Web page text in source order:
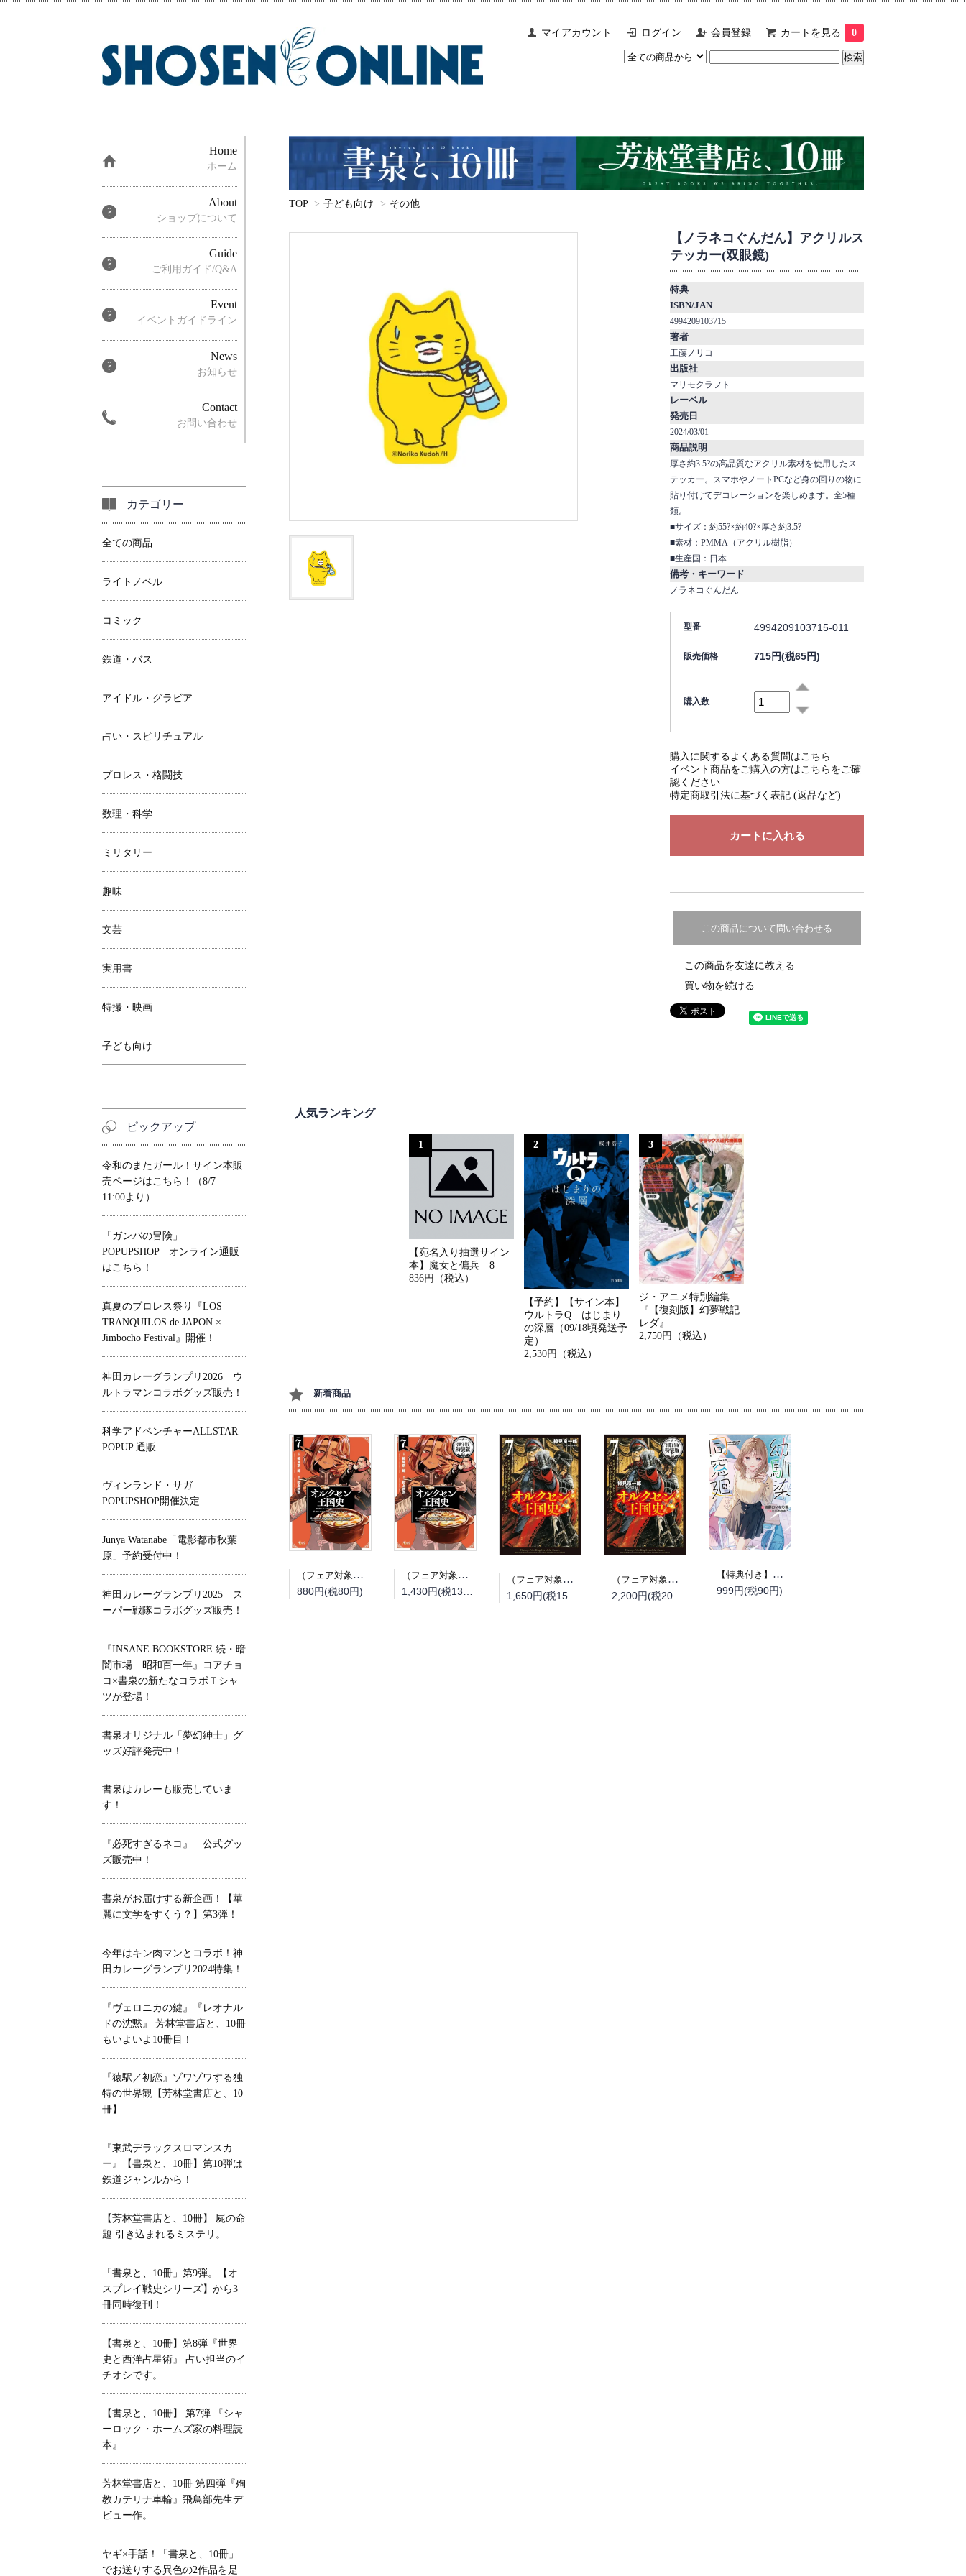
マイアカウント ログイン 会員登録 カートを見る 0
TOP > 子ども向け > その他
【ノラネコぐんだん】アクリルス
テッカー(双眼鏡)
特典
ISBN/JAN
4994209103715
著者
工藤ノリコ
出版社
マリモクラフト
レーベル
発売日
2024/03/01
商品説明
厚さ約3.5?の高品質なアクリル素材を使用したス
テッカー。スマホやノートPCなど身の回りの物に
貼り付けてデコレーションを楽しめます。全5種
類。
■サイズ：約55?×約40?×厚さ約3.5?
■素材：PMMA（アクリル樹脂）
■生産国：日本
備考・キーワード
ノラネコぐんだん
型番 4994209103715-011
販売価格 715円(税65円)
購入数
購入に関するよくある質問はこちら
イベント商品をご購入の方はこちらをご確
認ください
特定商取引法に基づく表記 (返品など)
この商品について問い合わせる
この商品を友達に教える
買い物を続ける
人気ランキング
1
【宛名入り抽選サイン
本】魔女と傭兵 8
836円（税込）
2
【予約】【サイン本】
ウルトラQ はじまり
の深層（09/18頃発送予
定）
2,530円（税込）
3
ジ・アニメ特別編集
『【復刻版】幻夢戦記
レダ』
2,750円（税込）
新着商品
（フェア対象商品）【予約】【特典付き】オルクセン王国史~野蛮なオークの国は、如何にして平和なエルフの国を焼き払うに至ったか~ 7（08/25頃発送予定）
880円(税80円)
（フェア対象商品）【予約】【特典付き】オルクセン王国史~野蛮なオークの国は、如何にして平和なエルフの国を焼き払うに至ったか~ 7 小冊子付き特装版（08/25頃発送予定）
1,430円(税130円)
（フェア対象商品）【予約】【特典付き】オルクセン王国史~野蛮なオークの国は、如何にして平和なエルフの国を焼き払うに至ったか~ 7（08/12頃発送予定）
（フェア対象商品）【予約】【特典付き】オルクセン王国史~野蛮なオークの国は、如何にして平和なエルフの国を焼き払うに至ったか~ 7 小冊子付き特装版（08/12頃発送予定）
【特典付き】幼馴染同窓廻
999円(税90円)
Home
ホーム
About
ショップについて
Guide
ご利用ガイド/Q&A
Event
イベントガイドライン
News
お知らせ
Contact
お問い合わせ
カテゴリー
全ての商品
ライトノベル
コミック
鉄道・バス
アイドル・グラビア
占い・スピリチュアル
プロレス・格闘技
数理・科学
ミリタリー
趣味
文芸
実用書
特撮・映画
子ども向け
ピックアップ
令和のまたガール！サイン本販
売ページはこちら！（8/7
11:00より）
「ガンバの冒険」
POPUPSHOP オンライン通販
はこちら！
真夏のプロレス祭り『LOS
TRANQUILOS de JAPON ×
Jimbocho Festival』開催！
神田カレーグランプリ2026 ウ
ルトラマンコラボグッズ販売！
科学アドベンチャーALLSTAR
POPUP 通販
ヴィンランド・サガ
POPUPSHOP開催決定
Junya Watanabe「電影都市秋葉
原」予約受付中！
神田カレーグランプリ2025 ス
ーパー戦隊コラボグッズ販売！
『INSANE BOOKSTORE 続・暗
闇市場 昭和百一年』コアチョ
コ×書泉の新たなコラボＴシャ
ツが登場！
書泉オリジナル「夢幻紳士」グ
ッズ好評発売中！
書泉はカレーも販売していま
す！
『必死すぎるネコ』 公式グッ
ズ販売中！
書泉がお届けする新企画！【華
麗に文学をすくう？】第3弾！
今年はキン肉マンとコラボ！神
田カレーグランプリ2024特集！
『ヴェロニカの鍵』『レオナル
ドの沈黙』 芳林堂書店と、10冊
もいよいよ10冊目！
『猿駅／初恋』ゾワゾワする独
特の世界観【芳林堂書店と、10
冊】
『東武デラックスロマンスカ
ー』【書泉と、10冊】第10弾は
鉄道ジャンルから！
【芳林堂書店と、10冊】 屍の命
題 引き込まれるミステリ。
「書泉と、10冊」第9弾。【オ
スプレイ戦史シリーズ】から3
冊同時復刊！
【書泉と、10冊】第8弾『世界
史と西洋占星術』 占い担当のイ
チオシです。
【書泉と、10冊】 第7弾 『シャ
ーロック・ホームズ家の料理読
本』
芳林堂書店と、10冊 第四弾『殉
教カテリナ車輪』飛鳥部先生デ
ビュー作。
ヤギ×手話！「書泉と、10冊」
でお送りする異色の2作品を是